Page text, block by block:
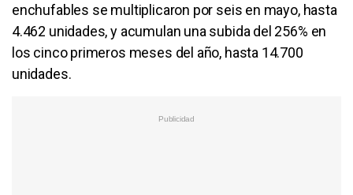
enchufables se multiplicaron por seis en mayo, hasta
4.462 unidades, y acumulan una subida del 256% en
los cinco primeros meses del año, hasta 14.700
unidades.